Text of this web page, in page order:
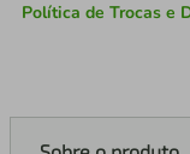
Política de Trocas e